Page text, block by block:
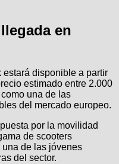
en
estará disponible a partir
estimado entre 2.000
una de las
del mercado europeo.
por la movilidad
de scooters
de las jóvenes
del sector.